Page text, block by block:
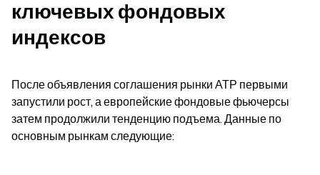
ключевых фондовых
индексов
После объявления соглашения рынки АТР первыми
запустили рост, а европейские фондовые фьючерсы
затем продолжили тенденцию подъема. Данные по
основным рынкам следующие: